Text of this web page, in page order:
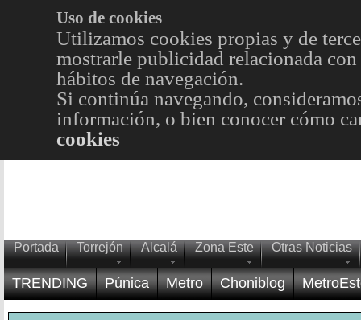
Uso de cookies
Utilizamos cookies propias y de
mostrarle publicidad relacionada
hábitos de navegación.
Si continúa navegando,
información, o bien conocer cómo
cookies
Portada Torrejón Alcalá Zona Este Otras Noticias
TRENDING Púnica Metro Choniblog